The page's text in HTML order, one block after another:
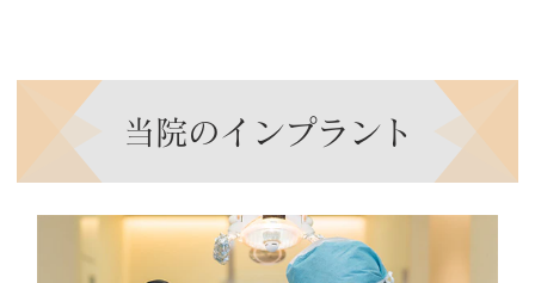
当院のインプラント